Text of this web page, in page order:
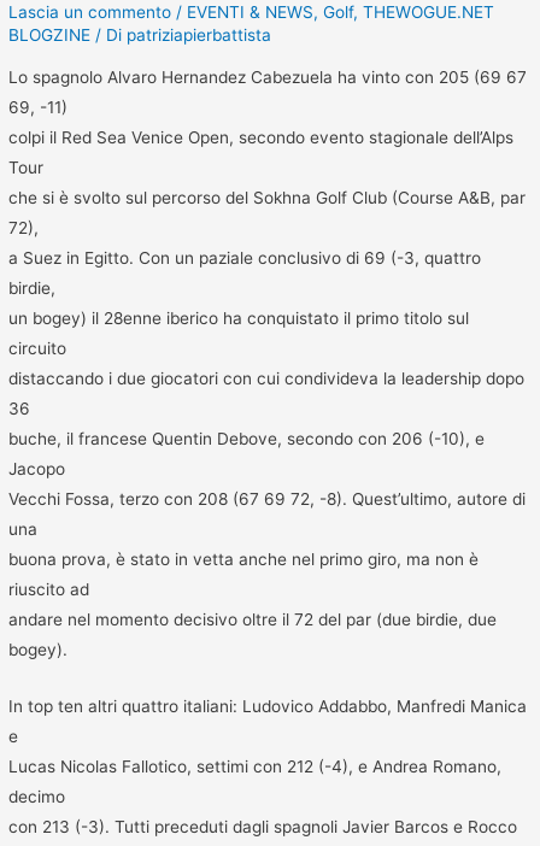
Lascia un commento / EVENTI & NEWS,Golf,THEWOGUE.NET
BLOGZINE / Di patriziapierbattista
Lo spagnolo Alvaro Hernandez Cabezuela ha vinto con 205 (69 67
69, -11)
colpi il Red Sea Venice Open, secondo evento stagionale dell’Alps
Tour
che si è svolto sul percorso del Sokhna Golf Club (Course A&B, par
72),
a Suez in Egitto. Con un paziale conclusivo di 69 (-3, quattro
birdie,
un bogey) il 28enne iberico ha conquistato il primo titolo sul
circuito
distaccando i due giocatori con cui condivideva la leadership dopo
36
buche, il francese Quentin Debove, secondo con 206 (-10), e
Jacopo
Vecchi Fossa, terzo con 208 (67 69 72, -8). Quest’ultimo, autore di
una
buona prova, è stato in vetta anche nel primo giro, ma non è
riuscito ad
andare nel momento decisivo oltre il 72 del par (due birdie, due
bogey).
In top ten altri quattro italiani: Ludovico Addabbo, Manfredi Manica
e
Lucas Nicolas Fallotico, settimi con 212 (-4), e Andrea Romano,
decimo
con 213 (-3). Tutti preceduti dagli spagnoli Javier Barcos e Rocco